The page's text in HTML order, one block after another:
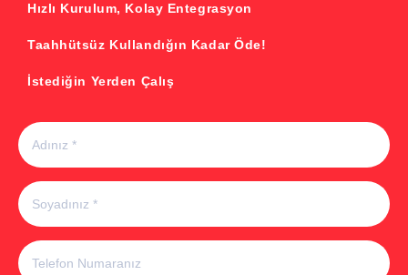
Hızlı Kurulum, Kolay Entegrasyon
Taahhütsüz Kullandığın Kadar Öde!
İstediğin Yerden Çalış